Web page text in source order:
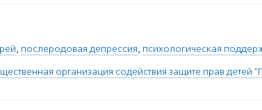
, послеродовая депрессия, психологическая
организация содействия защите прав детей